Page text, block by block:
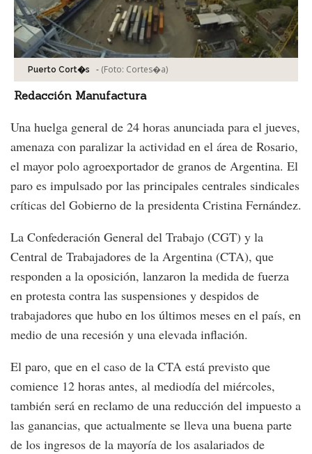
Puerto Cort�s - (Foto: Cortes�a)
Redacción Manufactura
Una huelga general de 24 horas anunciada para el jueves,
amenaza con paralizar la actividad en el área de Rosario,
el mayor polo agroexportador de granos de Argentina. El
paro es impulsado por las principales centrales sindicales
críticas del Gobierno de la presidenta Cristina Fernández.
La Confederación General del Trabajo (CGT) y la
Central de Trabajadores de la Argentina (CTA), que
responden a la oposición, lanzaron la medida de fuerza
en protesta contra las suspensiones y despidos de
trabajadores que hubo en los últimos meses en el país, en
medio de una recesión y una elevada inflación.
El paro, que en el caso de la CTA está previsto que
comience 12 horas antes, al mediodía del miércoles,
también será en reclamo de una reducción del impuesto a
las ganancias, que actualmente se lleva una buena parte
de los ingresos de la mayoría de los asalariados de